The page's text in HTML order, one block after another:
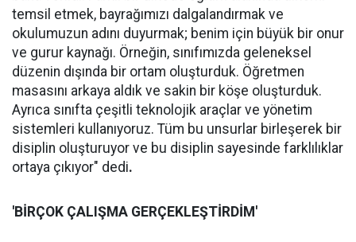
temsil etmek, bayrağımızı dalgalandırmak ve
okulumuzun adını duyurmak; benim için büyük bir onur
ve gurur kaynağı. Örneğin, sınıfımızda geleneksel
düzenin dışında bir ortam oluşturduk. Öğretmen
masasını arkaya aldık ve sakin bir köşe oluşturduk.
Ayrıca sınıfta çeşitli teknolojik araçlar ve yönetim
sistemleri kullanıyoruz. Tüm bu unsurlar birleşerek bir
disiplin oluşturuyor ve bu disiplin sayesinde farklılıklar
ortaya çıkıyor" dedi.
'BİRÇOK ÇALIŞMA GERÇEKLEŞTİRDİM'